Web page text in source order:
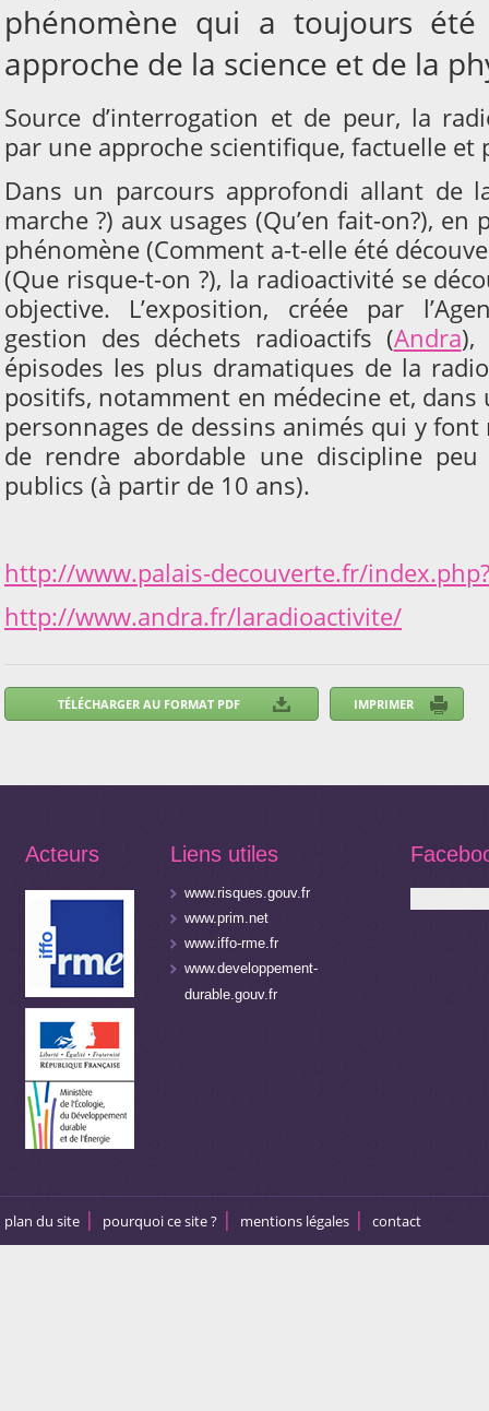
phénomène qui a toujours
approche de la science et de la
Source d’interrogation et de peur, la
par une approche scientifique, factuelle et
Dans un parcours approfondi allant de
marche ?) aux usages (Qu’en fait-on?), en
phénomène (Comment a-t-elle été
(Que risque-t-on ?), la radioactivité se
objective. L’exposition, créée par
gestion des déchets radioactifs (Andra),
épisodes les plus dramatiques de la
positifs, notamment en médecine et,
personnages de dessins animés qui y
de rendre abordable une discipline
publics (à partir de 10 ans).
http://www.palais-decouverte.fr/
http://www.andra.fr/laradioactivite/
Acteurs Liens utiles
www.risques.gouv.fr
www.prim.net
www.iffo-rme.fr
www.developpement-
durable.gouv.fr
plan du site pourquoi ce site ? mentions légales contact